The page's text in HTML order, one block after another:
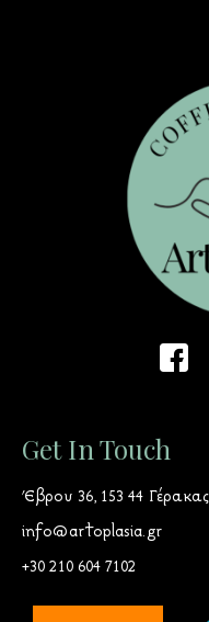
Get In Touch
Έβρου 36, 153 44 Γέρακας
info@artoplasia.gr
+30 210 604 7102